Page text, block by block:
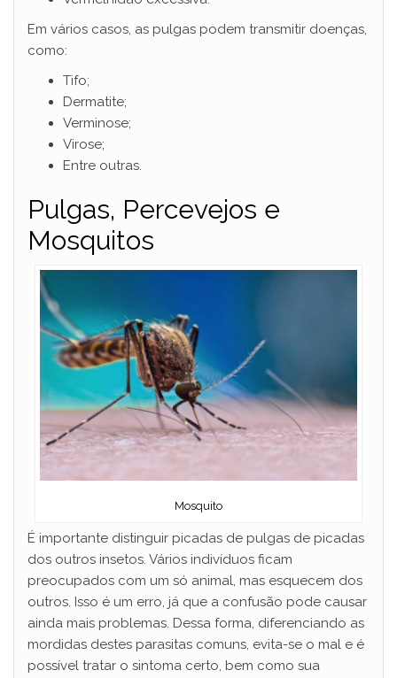
Em vários casos, as pulgas podem transmitir doenças,
como:
Tifo;
Dermatite;
Verminose;
Virose;
Entre outras.
Pulgas, Percevejos e
Mosquitos
Mosquito
É importante distinguir picadas de pulgas de picadas
dos outros insetos. Vários indivíduos ficam
preocupados com um só animal, mas esquecem dos
outros. Isso é um erro, já que a confusão pode causar
ainda mais problemas. Dessa forma, diferenciando as
mordidas destes parasitas comuns, evita-se o mal e é
possível tratar o sintoma certo, bem como sua